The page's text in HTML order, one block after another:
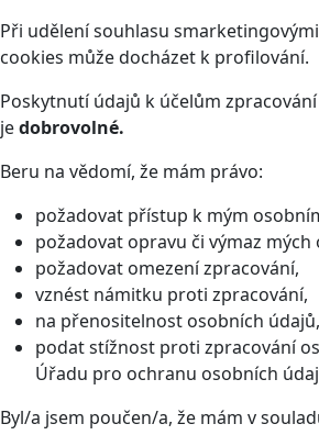
Při udělení souhlasu
cookies může docházet k profilování.
Poskytnutí údajů k účelům
jedobrovolné.
Beru na vědomí, že mám právo:
požadovat přístup k mým
požadovat opravu či výmaz
požadovat omezení zpracování,
vznést námitku proti zpracování,
na přenositelnost osobních údajů,
podat stížnost proti zpracování
Úřadu pro ochranu osobních
Byl/a jsem poučen/a, že mám v